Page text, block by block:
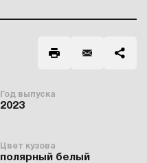
Год выпуска
2023
Цвет кузова
полярный белый